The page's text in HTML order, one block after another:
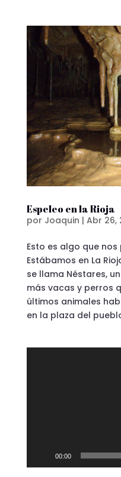
Espeleo en la Rioja
por Joaquin | Abr 26,
Esto es algo que
Estábamos en La
se llama Néstares,
más vacas y perros
últimos animales
en la plaza del
00:00